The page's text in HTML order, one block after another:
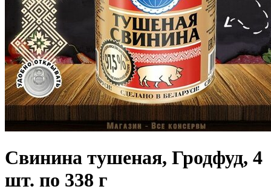
Свинина тушеная, Гродфуд, 4
шт. по 338 г